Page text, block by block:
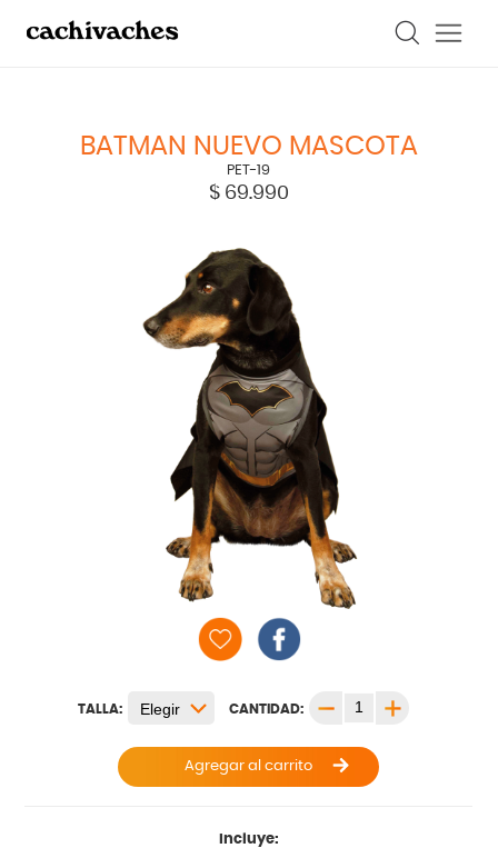
con capa. | Disfraz Batman Nuevo Mascota | PET-19" />
BATMAN NUEVO MASCOTA
PET-19
$69.990
TALLA: CANTIDAD:
Agregar al carrito
Incluye: